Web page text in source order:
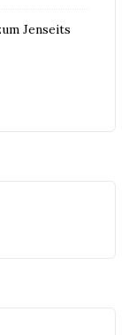
Jenseits